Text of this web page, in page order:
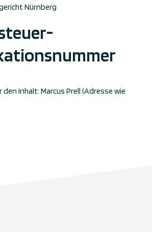
Nürnberg
Inhalt: Marcus Prell (Adresse wie